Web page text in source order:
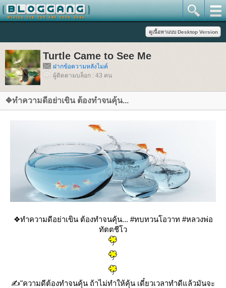
Turtle Came to See Me
ฝากข้อความหลังไมค์
ผู้ติดตามบล็อก : 43 คน
❖ทำความดีอย่าเขิน ต้องทำจนคุ้น...
❖ทำความดีอย่าเขิน ต้องทำจนคุ้น... #ทบทวนโอวาท #หลวงพ่อ
ทัตตชีโว
✍️"ความดีต้องทำจนคุ้น ถ้าไม่ทำให้คุ้น เดี๋ยวเวลาทำดีแล้วมันจะ